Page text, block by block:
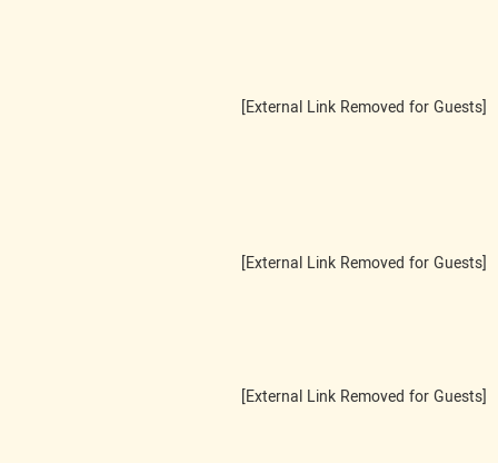
[External Link Removed for Guests]
[External Link Removed for Guests]
[External Link Removed for Guests]